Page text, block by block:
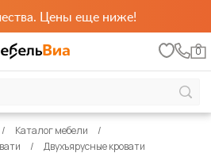
Цены еще ниже!
0
Каталог мебели
Двухъярусные кровати